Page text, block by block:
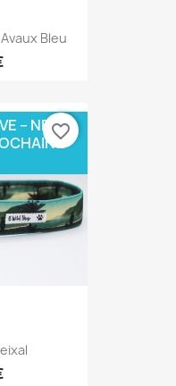
Bleu
– NEfavorite_border